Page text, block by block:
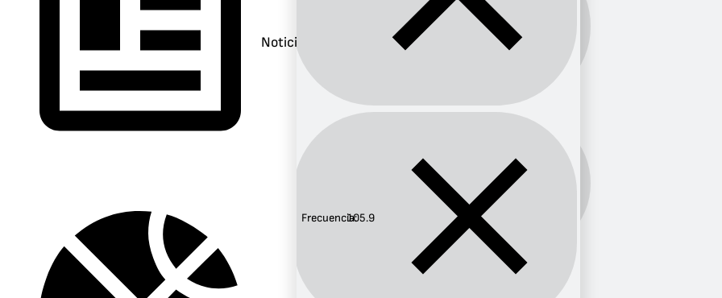
Noticias
Banda:
FM
Frecuencia:
105.9
Frecuencia:105.9